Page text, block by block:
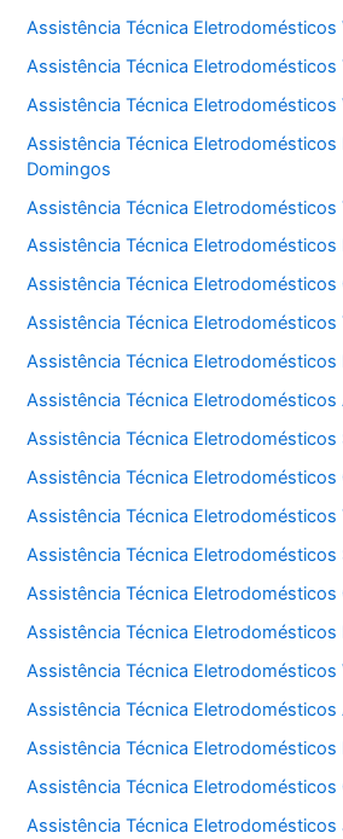
Assistência Técnica Eletrodomésticos
Assistência Técnica Eletrodomésticos
Assistência Técnica Eletrodomésticos
Assistência Técnica Eletrodomésticos
Domingos
Assistência Técnica Eletrodomésticos
Assistência Técnica Eletrodomésticos
Assistência Técnica Eletrodomésticos
Assistência Técnica Eletrodomésticos
Assistência Técnica Eletrodomésticos
Assistência Técnica Eletrodomésticos
Assistência Técnica Eletrodomésticos
Assistência Técnica Eletrodomésticos
Assistência Técnica Eletrodomésticos
Assistência Técnica Eletrodomésticos
Assistência Técnica Eletrodomésticos
Assistência Técnica Eletrodomésticos
Assistência Técnica Eletrodomésticos
Assistência Técnica Eletrodomésticos
Assistência Técnica Eletrodomésticos
Assistência Técnica Eletrodomésticos
Assistência Técnica Eletrodomésticos